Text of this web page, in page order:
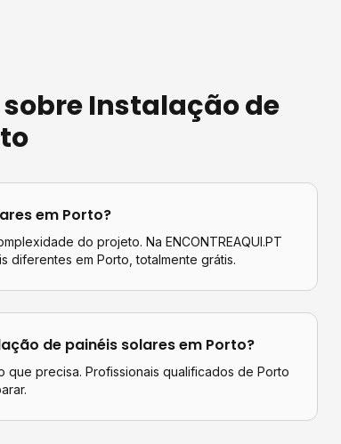
Instalação de
em Porto?
do projeto. Na ENCONTREAQUI.PT
diferentes em Porto , totalmente grátis.
de painéis solaresem Porto?
que precisa. Profissionais qualificados de Porto